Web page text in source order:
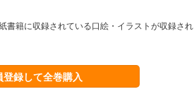
書籍に収録されている口絵・イラストが収録され
登録して全巻購入